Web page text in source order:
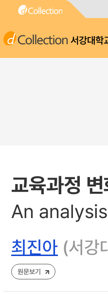
서강대학
교육과정
An
최진아 (서강
원문보기